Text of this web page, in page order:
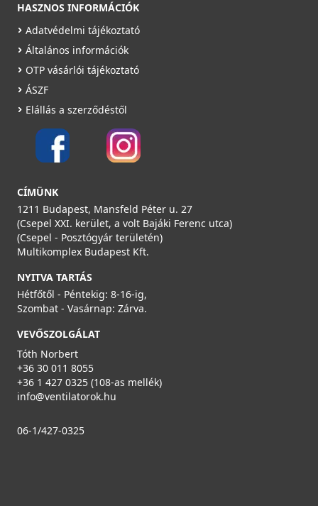
HASZNOS INFORMÁCIÓK
Adatvédelmi tájékoztató
Általános információk
OTP vásárlói tájékoztató
ÁSZF
Elállás a szerződéstől
CÍMÜNK
1211 Budapest, Mansfeld Péter u. 27
(Csepel XXI. kerület, a volt Bajáki Ferenc utca)
(Csepel - Posztógyár területén)
Multikomplex Budapest Kft.
NYITVA TARTÁS
Hétfőtől - Péntekig: 8-16-ig,
Szombat - Vasárnap: Zárva.
VEVŐSZOLGÁLAT
Tóth Norbert
+36 30 011 8055
+36 1 427 0325 (108-as mellék)
info@ventilatorok.hu
06-1/427-0325